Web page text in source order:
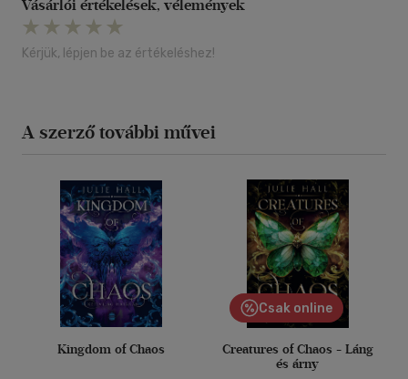
Vásárlói értékelések, vélemények
Kérjük, lépjen be az értékeléshez!
A szerző további művei
Kingdom of Chaos
Csak online
Creatures of Chaos - Láng
és árny